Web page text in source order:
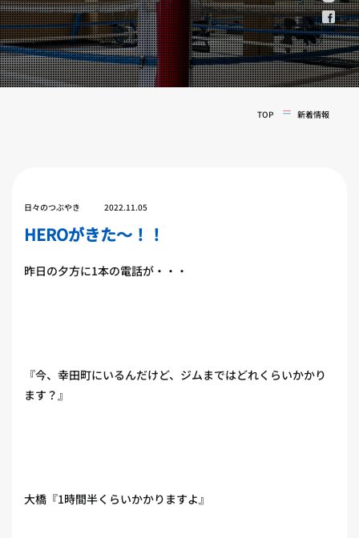
キャンペーン
実戦コース
料金システム
フィットネスコース
TOP 新着情報
日々のつぶやき 2022.11.05
HEROがきた〜！！
昨日の夕方に1本の電話が・・・
『今、幸田町にいるんだけど、ジムまではどれくらいかかり
ます？』
大橋『1時間半くらいかかりますよ』